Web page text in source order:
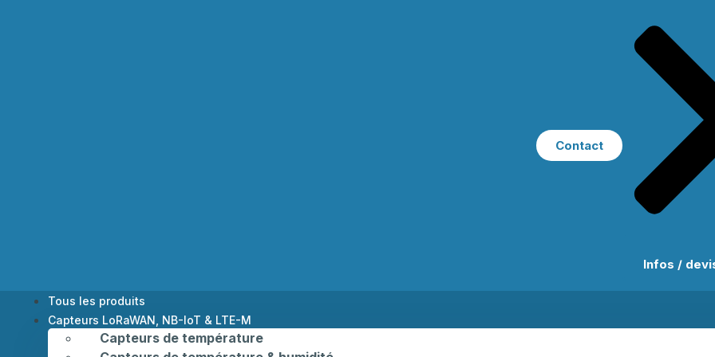
Contact
Tous les produits
Capteurs LoRaWAN, NB-IoT & LTE-M
Capteurs de température